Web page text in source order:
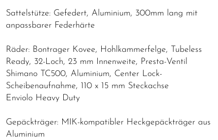
Sattelstütze: Gefedert, Aluminium, 300mm lang mit
anpassbarer Federhärte
Räder: Bontrager Kovee, Hohlkammerfelge, Tubeless
Ready, 32-Loch, 23 mm Innenweite, Presta-Ventil
Shimano TC500, Aluminium, Center Lock-
Scheibenaufnahme, 110 x 15 mm Steckachse
Enviolo Heavy Duty
Gepäckträger: MIK-kompatibler Heckgepäckträger aus
Aluminium